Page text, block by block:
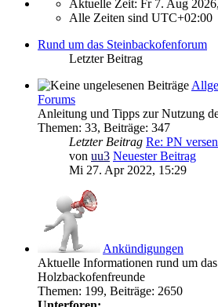
Aktuelle Zeit: Fr 7. Aug
Alle Zeiten sind UTC+02:00
Rund um das Steinbackofenforum
Letzter Beitrag
Forums
Anleitung und Tipps zur Nutzung
Themen: 33, Beiträge: 347
Letzter Beitrag Re: PN
von uu3 Neuester Beitrag
Mi 27. Apr 2022, 15:29
Ankündigungen
Aktuelle Informationen rund um
Holzbackofenfreunde
Themen: 199, Beiträge: 2650